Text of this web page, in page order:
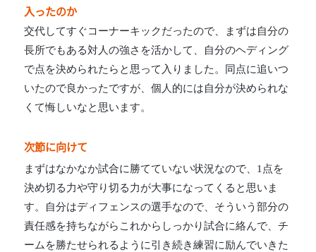
入ったのか
交代してすぐコーナーキックだったので、まずは自分の
長所でもある対人の強さを活かして、自分のヘディング
で点を決められたらと思って入りました。同点に追いつ
いたので良かったですが、個人的には自分が決められな
くて悔しいなと思います。
次節に向けて
まずはなかなか試合に勝てていない状況なので、1点を
決め切る力や守り切る力が大事になってくると思いま
す。自分はディフェンスの選手なので、そういう部分の
責任感を持ちながらこれからしっかり試合に絡んで、チ
ームを勝たせられるように引き続き練習に励んでいきた